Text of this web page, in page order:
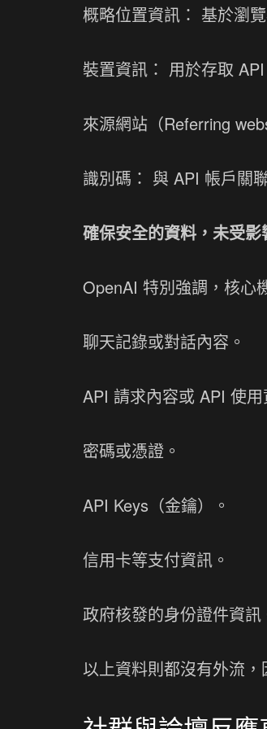
概略位置資訊： 基於瀏
裝置資訊： 用於存取
來源網站（Referring
識別碼： 與 API 帳戶關
確保安全的資料，未受影
OpenAI 特別強調，核心
聊天記錄或對話內容。
API 請求內容或 API 使
密碼或憑證。
API Keys（金鑰）。
信用卡等支付資訊。
政府核發的身份證件資訊
以上資料則都沒有外流，